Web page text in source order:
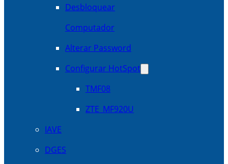
Desbloquear
Computador
Alterar Password
Configurar HotSpot
TMF08
ZTE_MF920U
IAVE
DGES